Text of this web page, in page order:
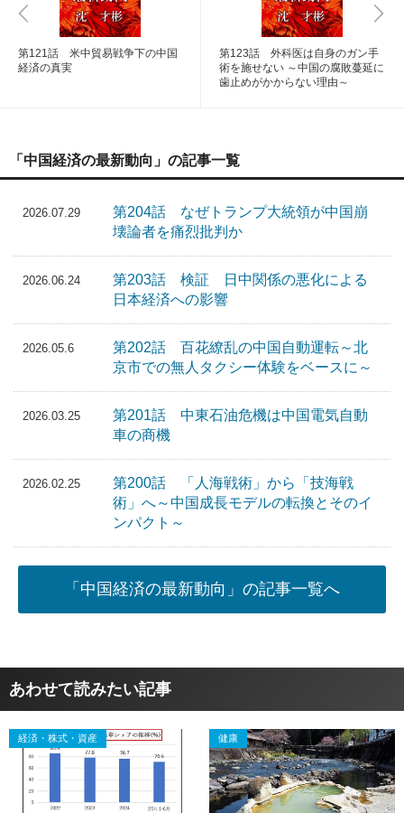
第121話 米中貿易戦争下の中国
経済の真実
第123話 外科医は自身のガン手
術を施せない ～中国の腐敗蔓延に
歯止めがかからない理由～
「中国経済の最新動向」の記事一覧
2026.07.29
第204話 なぜトランプ大統領が中国崩
壊論者を痛烈批判か
2026.06.24
第203話 検証 日中関係の悪化による
日本経済への影響
2026.05.6
第202話 百花繚乱の中国自動運転～北
京市での無人タクシー体験をベースに～
2026.03.25
第201話 中東石油危機は中国電気自動
車の商機
2026.02.25
第200話 「人海戦術」から「技海戦
術」へ～中国成長モデルの転換とそのイ
ンパクト～
「中国経済の最新動向」の記事一覧へ
あわせて読みたい記事
経済・株式・資産 健康